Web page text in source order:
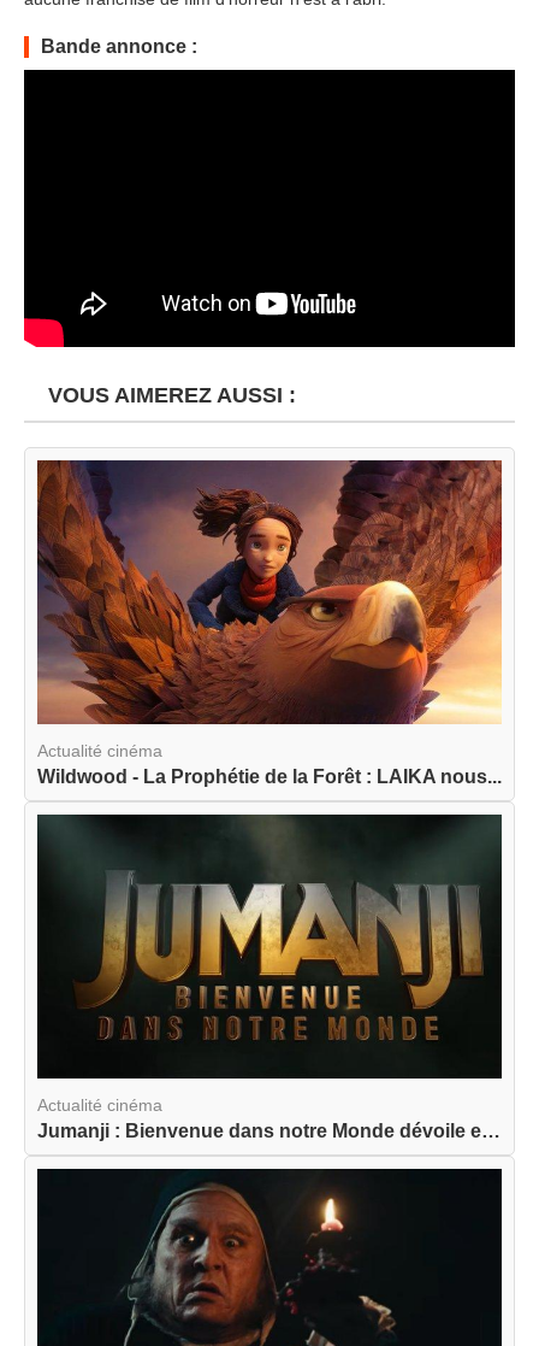
Bande annonce :
VOUS AIMEREZ AUSSI :
Actualité cinéma
Wildwood - La Prophétie de la Forêt : LAIKA nous...
Actualité cinéma
Jumanji : Bienvenue dans notre Monde dévoile enf...